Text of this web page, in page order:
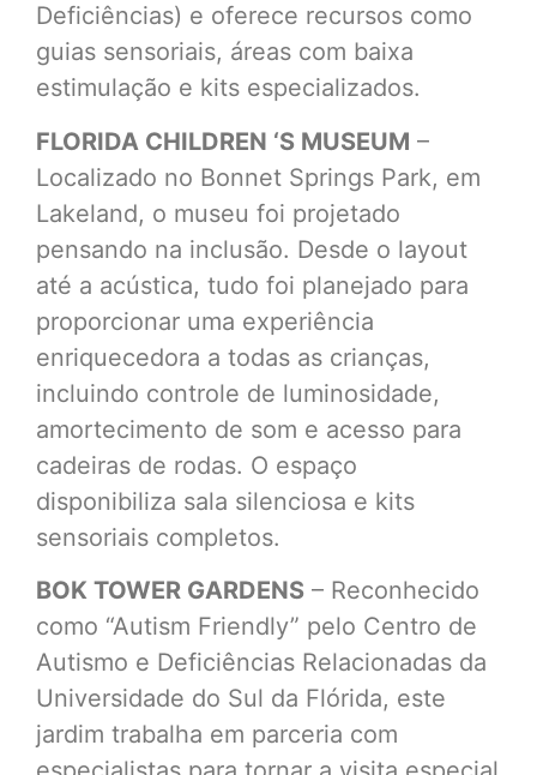
Deficiências) e oferece recursos como
guias sensoriais, áreas com baixa
estimulação e kits especializados.
FLORIDA CHILDREN ‘S MUSEUM –
Localizado no Bonnet Springs Park, em
Lakeland, o museu foi projetado
pensando na inclusão. Desde o layout
até a acústica, tudo foi planejado para
proporcionar uma experiência
enriquecedora a todas as crianças,
incluindo controle de luminosidade,
amortecimento de som e acesso para
cadeiras de rodas. O espaço
disponibiliza sala silenciosa e kits
sensoriais completos.
BOK TOWER GARDENS – Reconhecido
como “Autism Friendly” pelo Centro de
Autismo e Deficiências Relacionadas da
Universidade do Sul da Flórida, este
jardim trabalha em parceria com